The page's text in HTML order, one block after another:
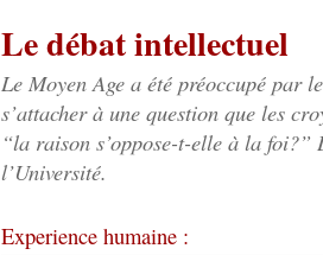
Le débat intellectuel
Le Moyen Age a été préoccupé par
s’attacher à une question que les
“la raison s’oppose-t-elle à la foi?”
l’Université.
Experience humaine :